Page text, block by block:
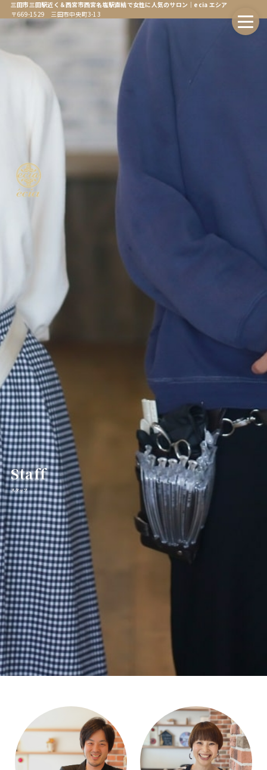
三田市三田駅近く＆西宮市西宮名塩駅直結で女性に人気のサロン｜ecia エシア
〒669-1529 三田市中央町3-13
Home
エシアについて
会社情報
Online Store
エシア三田店
Ecia Sanda
Ecia Sanda Menu
エシア西宮名塩店メニュー
Ecia Najio Menu
エシア三輪店
Ecia Miwa
エシア三輪店メニュー
Ecia Miwa Menu
クーポン | エシア三田店
Ecia Sanda
クーポン | アイサロン
Eyelash
クーポン | エステサロン
Esthetic
クーポン | エシア西宮名塩店
Ecia Najio
ヘアーサロンミズグチ
HAIR SALON MIZUGUCHI
アイラッシュ
Eyelash
アイラッシュメニュー
Eyelash Menu
アイラッシュギャラリー
Eyelash Gallery
成人式
Adult
託児所
Kids Room
スタッフ
ニュース
Staff
スタッフ